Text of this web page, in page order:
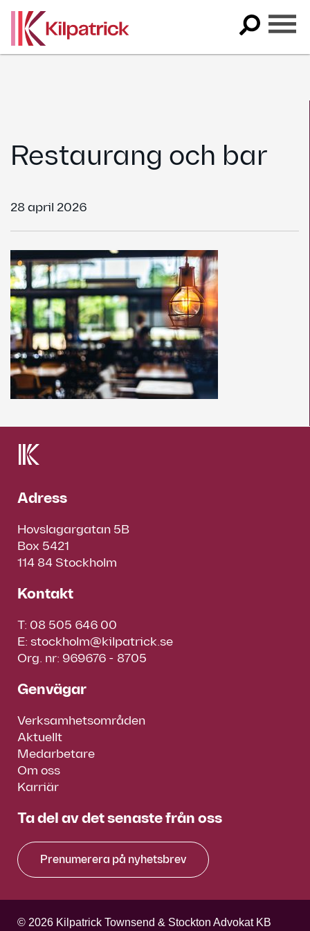
content
Restaurang och bar
28 april 2026
Adress
Hovslagargatan 5B
Box 5421
114 84 Stockholm
Kontakt
T: 08 505 646 00
E: stockholm@kilpatrick.se
Org. nr: 969676 - 8705
Genvägar
Verksamhetsområden
Aktuellt
Medarbetare
Om oss
Karriär
Ta del av det senaste från oss
Prenumerera på nyhetsbrev
© 2026 Kilpatrick Townsend & Stockton Advokat KB